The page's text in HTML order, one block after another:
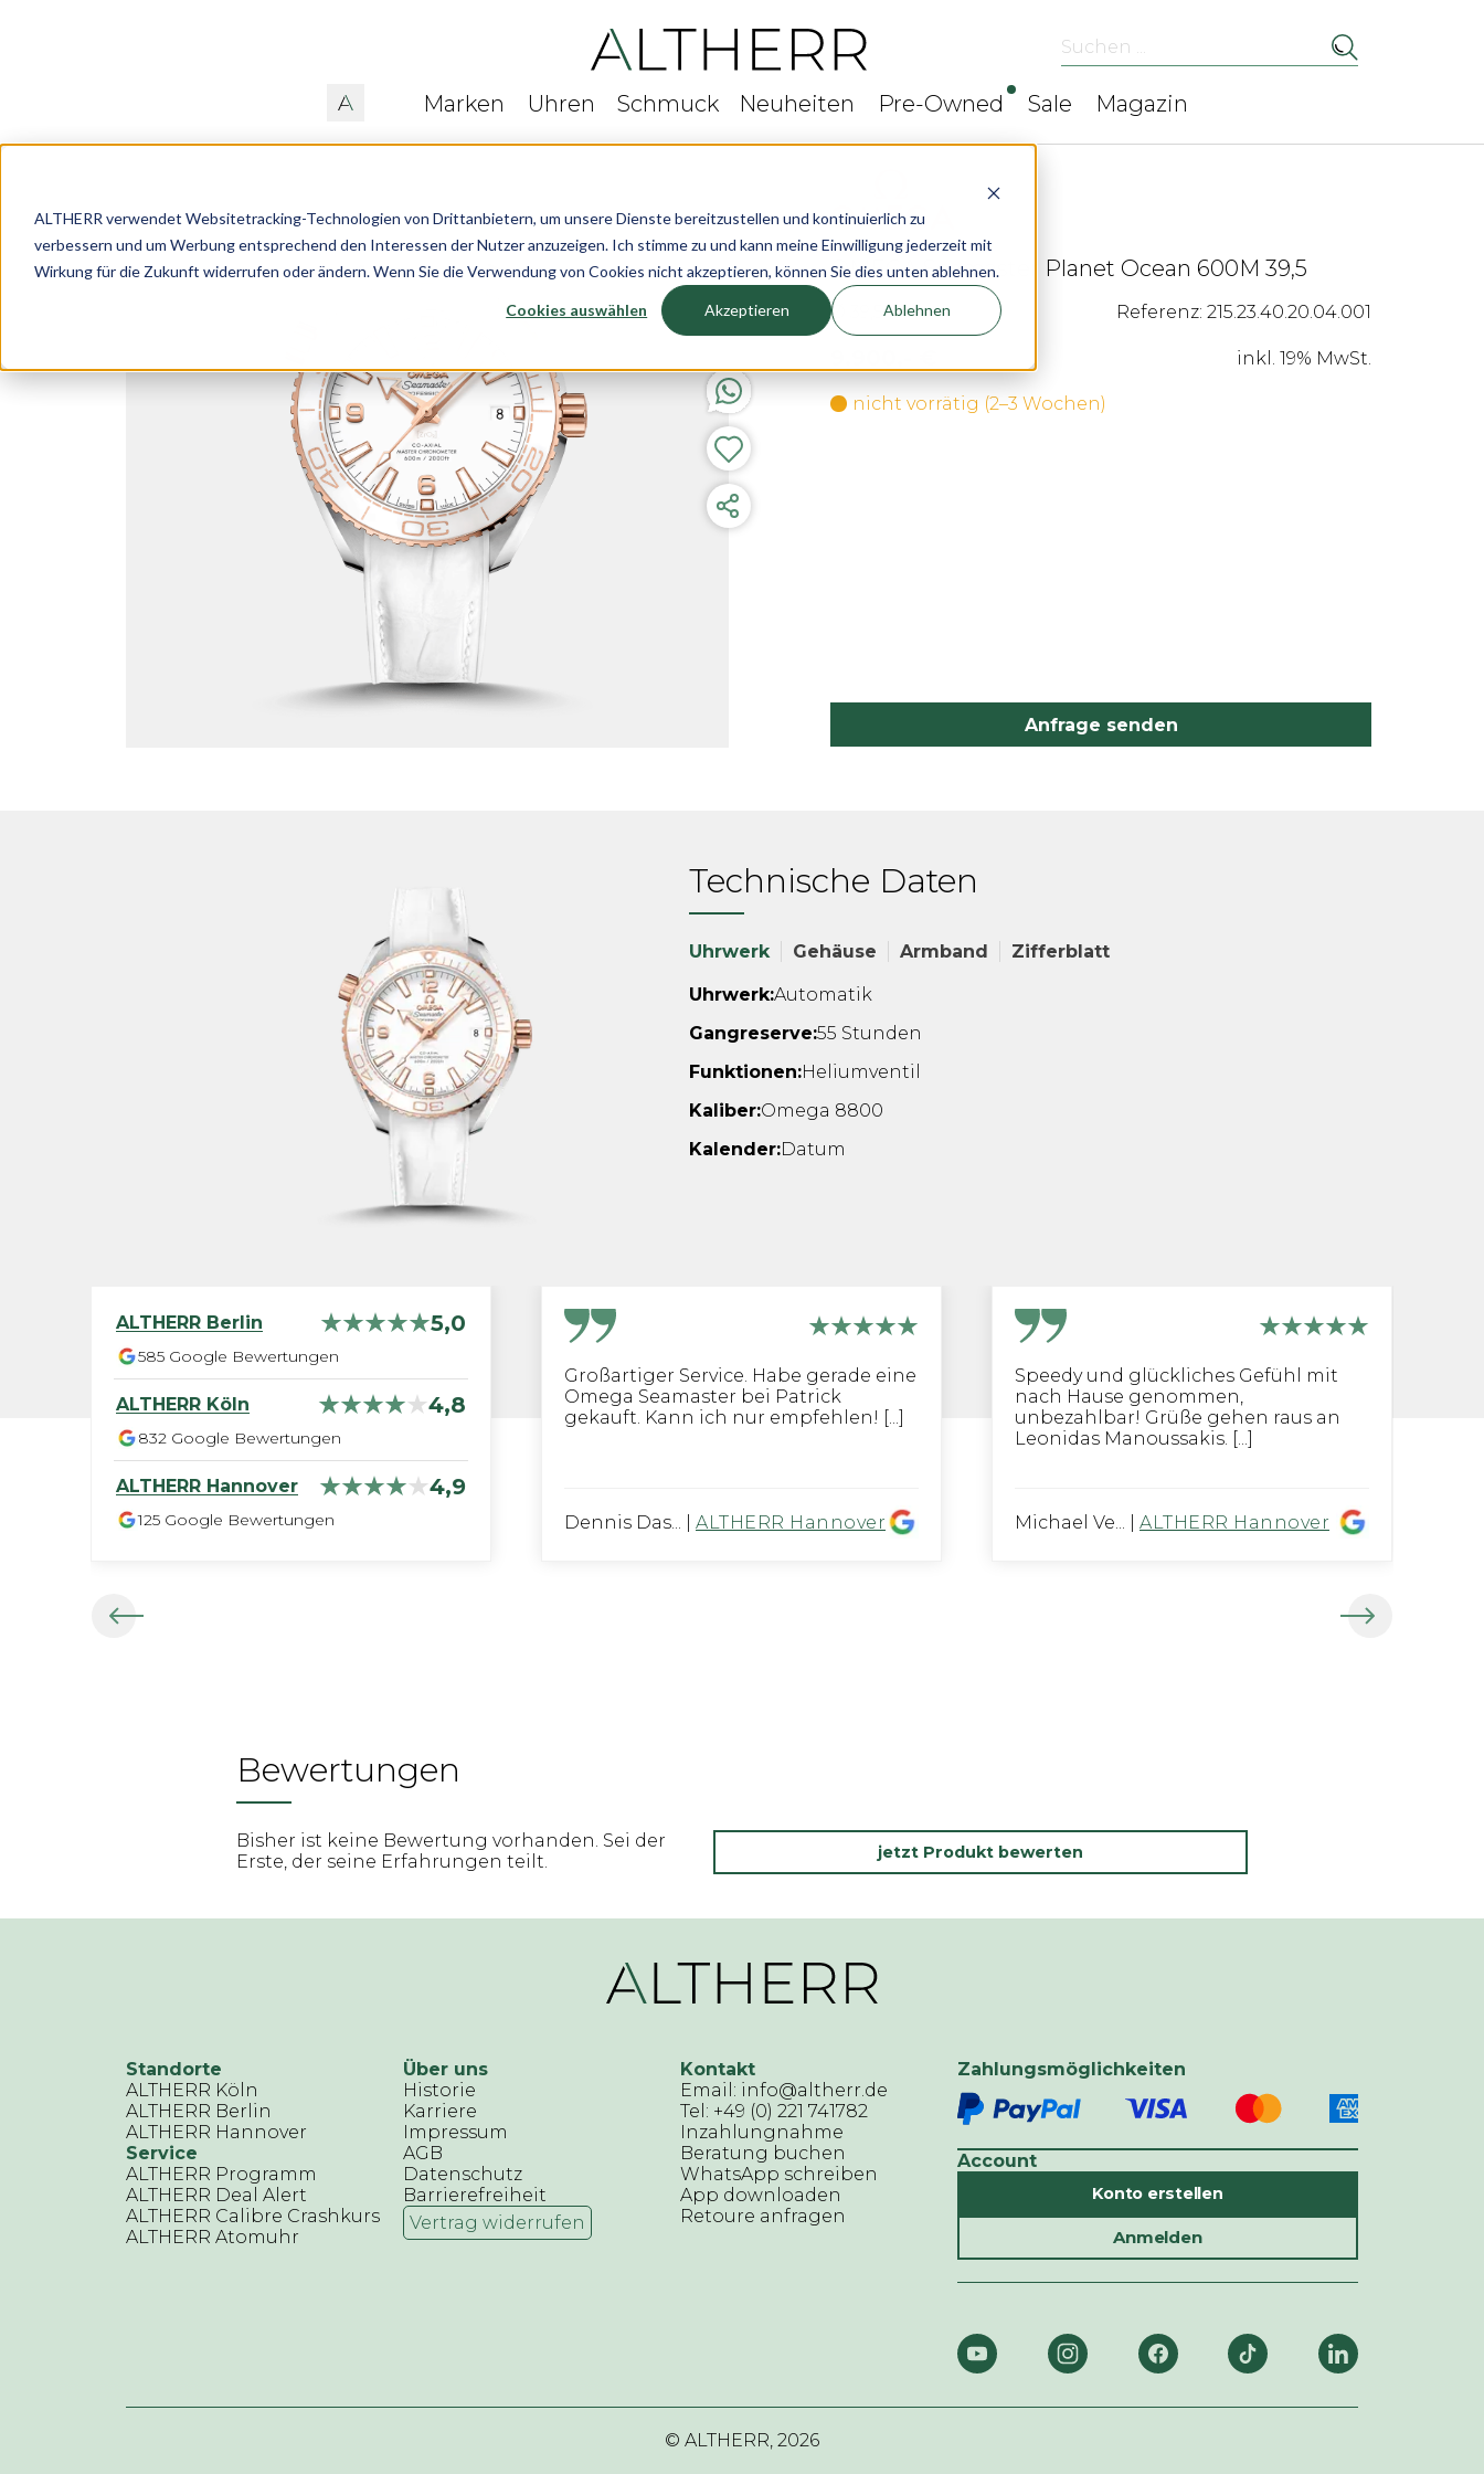
ALTHERR verwendet Websitetracking-Technologien von Drittanbietern, um unsere Dienste bereitzustellen und kontinuierlich zu
verbessern und um Werbung entsprechend den Interessen der Nutzer anzuzeigen. Ich stimme zu und kann meine Einwilligung jederzeit mit
Wirkung für die Zukunft widerrufen oder ändern. Wenn Sie die Verwendung von Cookies nicht akzeptieren, können Sie dies unten ablehnen.
Cookies auswählen Akzeptieren Ablehnen
Suchen ...
Marken Uhren Schmuck Neuheiten Pre-Owned Sale Magazin
OMEGA Seamaster Planet Ocean 600M 39,5
Ø 39,5 mm Referenz: 215.23.40.20.04.001
inkl. 19% MwSt.
nicht vorrätig (2–3 Wochen)
Anfrage senden
Technische Daten
Uhrwerk Gehäuse Armband Zifferblatt
Uhrwerk:Automatik
Gangreserve:55 Stunden
Funktionen:Heliumventil
Kaliber:Omega 8800
Kalender:Datum
ALTHERR Berlin 5,0
585 Google Bewertungen
ALTHERR Köln 4,8
832 Google Bewertungen
ALTHERR Hannover 4,9
125 Google Bewertungen
Großartiger Service. Habe gerade eine
Omega Seamaster bei Patrick
gekauft. Kann ich nur empfehlen! [...]
Dennis Das... ALTHERR Hannover
Speedy und glückliches Gefühl mit
nach Hause genommen,
unbezahlbar! Grüße gehen raus an
Leonidas Manoussakis. [...]
Michael Ve... ALTHERR Hannover
Bewertungen
Bisher ist keine Bewertung vorhanden. Sei der
Erste, der seine Erfahrungen teilt.
jetzt Produkt bewerten
Standorte
ALTHERR Köln
ALTHERR Berlin
ALTHERR Hannover
Service
ALTHERR Programm
ALTHERR Deal Alert
ALTHERR Calibre Crashkurs
ALTHERR Atomuhr
Über uns
Historie
Karriere
Impressum
AGB
Datenschutz
Barrierefreiheit
Vertrag widerrufen
Kontakt
Email: info@altherr.de
Tel: +49 (0) 221 741782
Inzahlungnahme
Beratung buchen
WhatsApp schreiben
App downloaden
Retoure anfragen
Zahlungsmöglichkeiten
Account
Konto erstellen
Anmelden
© ALTHERR, 2026